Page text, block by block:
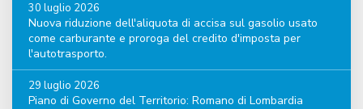
30 luglio 2026
Nuova riduzione dell'aliquota di accisa sul gasolio usato
come carburante e proroga del credito d'imposta per
l'autotrasporto.
29 luglio 2026
Piano di Governo del Territorio: Romano di Lombardia